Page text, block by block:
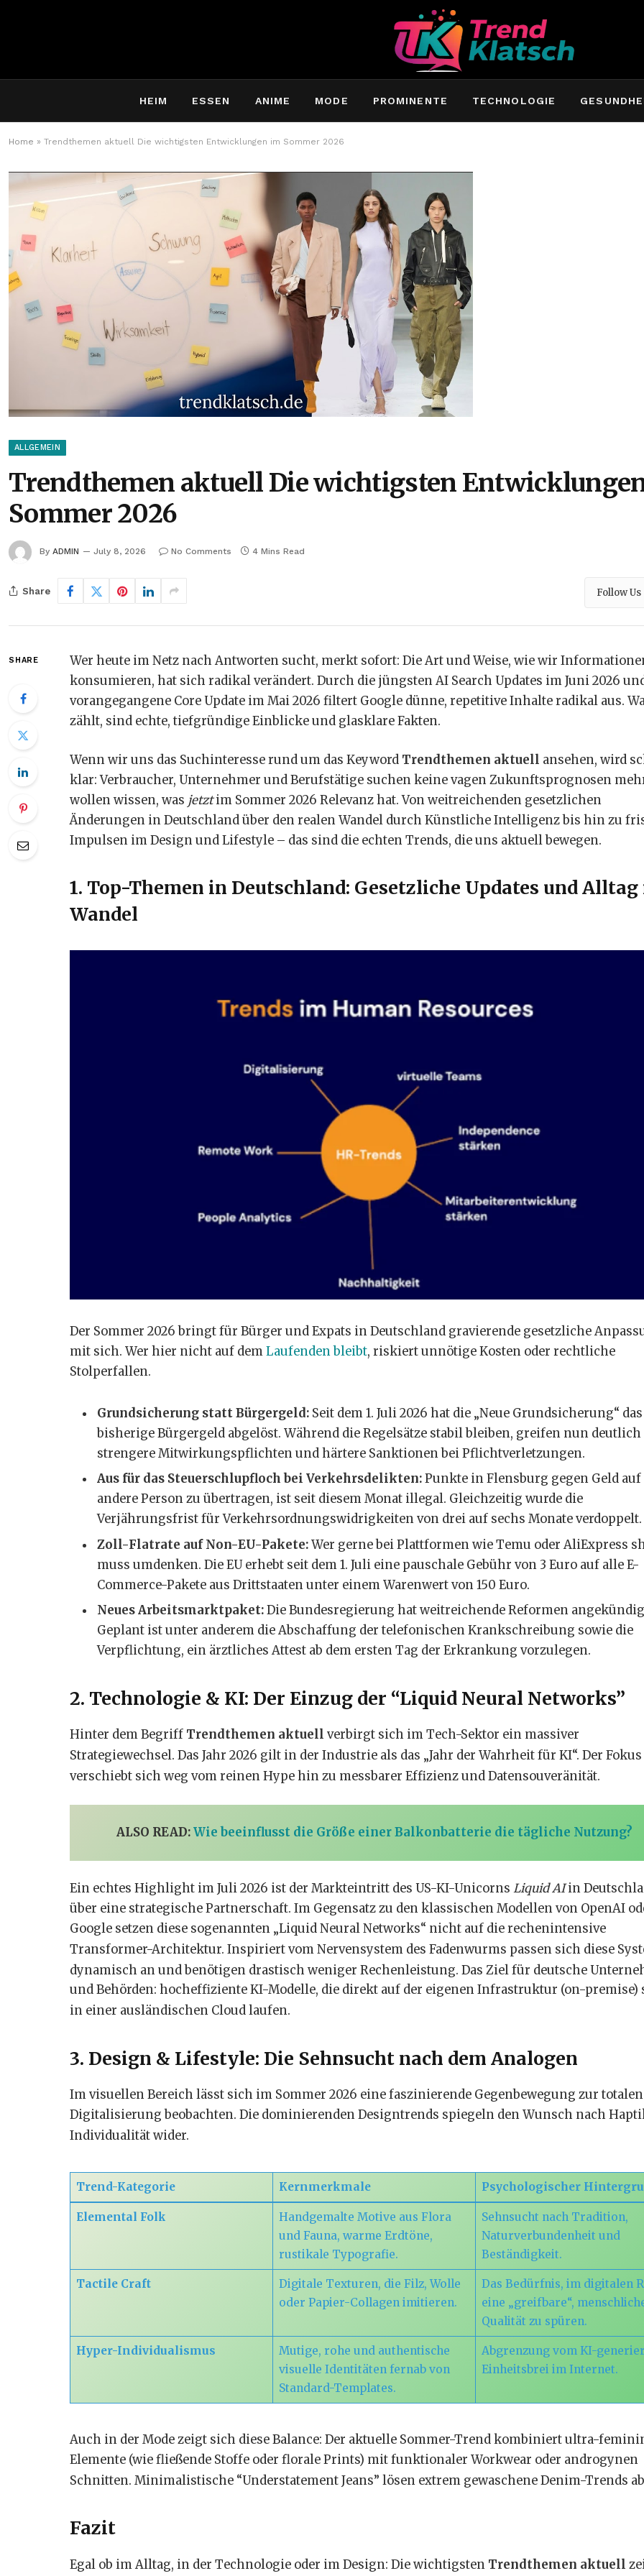
HEIM ESSEN ANIME MODE PROMINENTE TECHNOLOGIE
Home » Trendthemen aktuell Die wichtigsten Entwicklungen im Sommer 2026
ALLGEMEIN
Trendthemen aktuell Die wichtigsten
Sommer 2026
By ADMIN July 8, 2026 No Comments 4 Mins Read
Share Follow Us
SHARE
Wer heute im Netz nach Antworten sucht, merkt sofort: Die Art und Weise, wie wir
konsumieren, hat sich radikal verändert. Durch die jüngsten AI Search Updates im Juni 2026
vorangegangene Core Update im Mai 2026 filtert Google dünne, repetitive Inhalte radikal aus.
zählt, sind echte, tiefgründige Einblicke und glasklare Fakten.
Wenn wir uns das Suchinteresse rund um das Keyword Trendthemen aktuell ansehen, wird
klar: Verbraucher, Unternehmer und Berufstätige suchen keine vagen Zukunftsprognosen
wollen wissen, was jetztim Sommer 2026 Relevanz hat. Von weitreichenden gesetzlichen
Änderungen in Deutschland über den realen Wandel durch Künstliche Intelligenz bis hin zu
Impulsen im Design und Lifestyle – das sind die echten Trends, die uns aktuell bewegen.
1. Top-Themen in Deutschland: Gesetzliche Updates und Alltag
Wandel
Der Sommer 2026 bringt für Bürger und Expats in Deutschland gravierende gesetzliche
mit sich. Wer hier nicht auf demLaufenden bleibt, riskiert unnötige Kosten oder rechtliche
Stolperfallen.
Grundsicherung statt Bürgergeld:Seit dem 1. Juli 2026 hat die „Neue Grundsicherung“ das
bisherige Bürgergeld abgelöst. Während die Regelsätze stabil bleiben, greifen nun deutlich
strengere Mitwirkungspflichten und härtere Sanktionen bei Pflichtverletzungen.
Aus für das Steuerschlupfloch bei Verkehrsdelikten:Punkte in Flensburg gegen Geld auf
andere Person zu übertragen, ist seit diesem Monat illegal. Gleichzeitig wurde die
Verjährungsfrist für Verkehrsordnungswidrigkeiten von drei auf sechs Monate verdoppelt.
Zoll-Flatrate auf Non-EU-Pakete:Wer gerne bei Plattformen wie Temu oder AliExpress
muss umdenken. Die EU erhebt seit dem 1. Juli eine pauschale Gebühr von 3 Euro auf alle E-
Commerce-Pakete aus Drittstaaten unter einem Warenwert von 150 Euro.
Neues Arbeitsmarktpaket:Die Bundesregierung hat weitreichende Reformen
Geplant ist unter anderem die Abschaffung der telefonischen Krankschreibung sowie die
Verpflichtung, ein ärztliches Attest ab dem ersten Tag der Erkrankung vorzulegen.
2. Technologie & KI: Der Einzug der “Liquid Neural Networks”
Hinter dem Begriff Trendthemen aktuell verbirgt sich im Tech-Sektor ein massiver
Strategiewechsel. Das Jahr 2026 gilt in der Industrie als das „Jahr der Wahrheit für KI“. Der Fokus
verschiebt sich weg vom reinen Hype hin zu messbarer Effizienz und Datensouveränität.
ALSO READ: Wie beeinflusst die Größe einer Balkonbatterie die tägliche Nutzung?
Ein echtes Highlight im Juli 2026 ist der Markteintritt des US-KI-Unicorns Liquid AIin
über eine strategische Partnerschaft. Im Gegensatz zu den klassischen Modellen von OpenAI
Google setzen diese sogenannten „Liquid Neural Networks“ nicht auf die rechenintensive
Transformer-Architektur. Inspiriert vom Nervensystem des Fadenwurms passen sich diese
dynamisch an und benötigen drastisch weniger Rechenleistung. Das Ziel für deutsche
und Behörden: hocheffiziente KI-Modelle, die direkt auf der eigenen Infrastruktur (on-premise)
in einer ausländischen Cloud laufen.
3. Design & Lifestyle: Die Sehnsucht nach dem Analogen
Im visuellen Bereich lässt sich im Sommer 2026 eine faszinierende Gegenbewegung zur totalen
Digitalisierung beobachten. Die dominierenden Designtrends spiegeln den Wunsch nach
Individualität wider.
Trend-Kategorie Kernmerkmale Psychologischer
Elemental Folk
Handgemalte Motive aus Flora
und Fauna, warme Erdtöne,
rustikale Typografie.
Sehnsucht nach Tradition,
Naturverbundenheit und
Beständigkeit.
Tactile Craft
Digitale Texturen, die Filz, Wolle
oder Papier-Collagen imitieren.
Das Bedürfnis, im digitalen
eine „greifbare“,
Qualität zu spüren.
Hyper-Individualismus
Mutige, rohe und authentische
visuelle Identitäten fernab von
Standard-Templates.
Abgrenzung vom KI-
Einheitsbrei im Internet.
Auch in der Mode zeigt sich diese Balance: Der aktuelle Sommer-Trend kombiniert ultra-
Elemente (wie fließende Stoffe oder florale Prints) mit funktionaler Workwear oder androgynen
Schnitten. Minimalistische “Understatement Jeans” lösen extrem gewaschene Denim-Trends
Fazit
Egal ob im Alltag, in der Technologie oder im Design: Die wichtigsten Trendthemen aktuell